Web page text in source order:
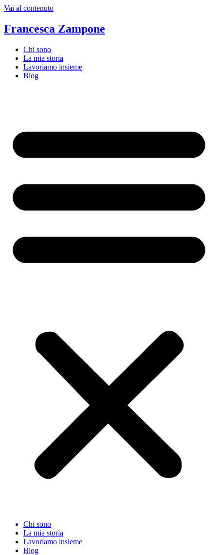
Vai al contenuto
Francesca Zampone
Chi sono
La mia storia
Lavoriamo insieme
Blog
Chi sono
La mia storia
Lavoriamo insieme
Blog